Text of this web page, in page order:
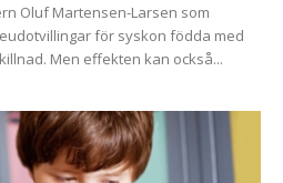
Oluf Martensen-Larsen som
för syskon födda med
Men effekten kan också...